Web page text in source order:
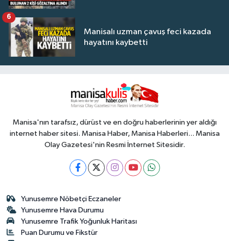
Manisalı uzman çavuş feci kazada
hayatını kaybetti
6
Manisa'nın tarafsız, dürüst ve en doğru haberlerinin yer aldığı
internet haber sitesi. Manisa Haber, Manisa Haberleri... Manisa
Olay Gazetesi'nin Resmi İnternet Sitesidir.
Yunusemre Nöbetçi Eczaneler
Yunusemre Hava Durumu
Yunusemre Trafik Yoğunluk Haritası
Puan Durumu ve Fikstür